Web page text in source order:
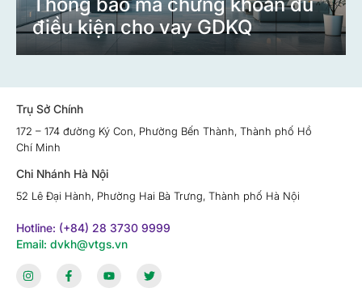
điều kiện cho vay GDKQ
Trụ Sở Chính
172 – 174 đường Ký Con, Phường Bến Thành, Thành phố Hồ
Chí Minh
Chi Nhánh Hà Nội
52 Lê Đại Hành, Phường Hai Bà Trưng, Thành phố Hà Nội
Hotline: (+84) 28 3730 9999
Email: dvkh@vtgs.vn